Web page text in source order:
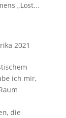
„Lost...
2021
ich mir,
die